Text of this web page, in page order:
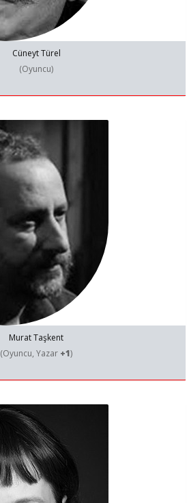
Cüneyt Türel
(Oyuncu)
Murat Taşkent
(Oyuncu, Yazar +1)